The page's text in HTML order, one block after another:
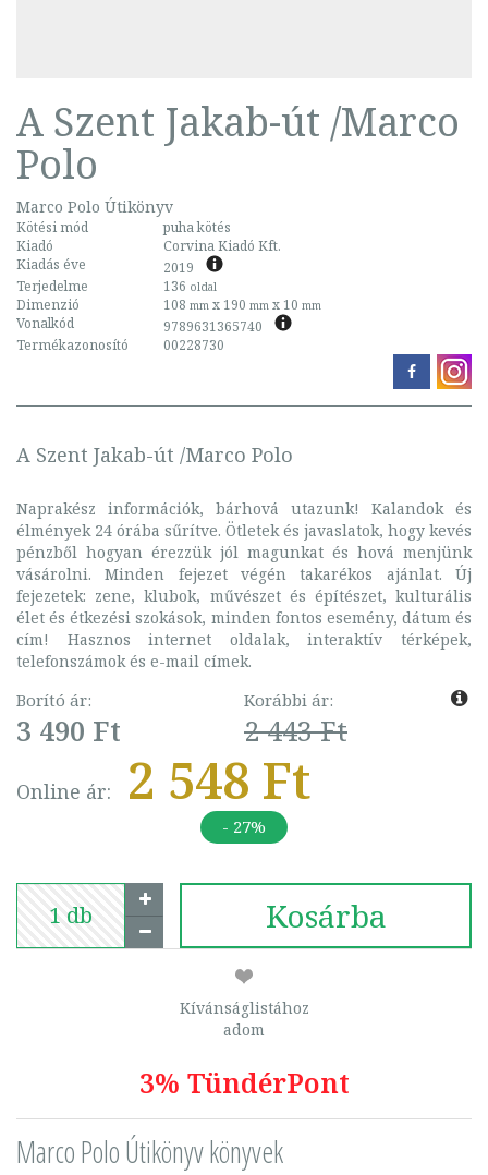
A Szent Jakab-út /Marco
Polo
Marco Polo Útikönyv
Kötési mód
puha kötés
Kiadó
Corvina Kiadó Kft.
Kiadás éve
2019
Terjedelme
136 oldal
Dimenzió 108 mm x 190 mm x 10 mm
Vonalkód
9789631365740
Termékazonosító
00228730
A Szent Jakab-út /Marco Polo
Naprakész információk, bárhová utazunk! Kalandok és
élmények 24 órába sűrítve. Ötletek és javaslatok, hogy kevés
pénzből hogyan érezzük jól magunkat és hová menjünk
vásárolni. Minden fejezet végén takarékos ajánlat. Új
fejezetek: zene, klubok, művészet és építészet, kulturális
élet és étkezési szokások, minden fontos esemény, dátum és
cím! Hasznos internet oldalak, interaktív térképek,
telefonszámok és e-mail címek.
Borító ár:
3 490 Ft
Korábbi ár:
2 443 Ft
Online ár: 2 548 Ft
- 27%
Kosárba
Kívánságlistához
adom
3% TündérPont
Marco Polo Útikönyv könyvek